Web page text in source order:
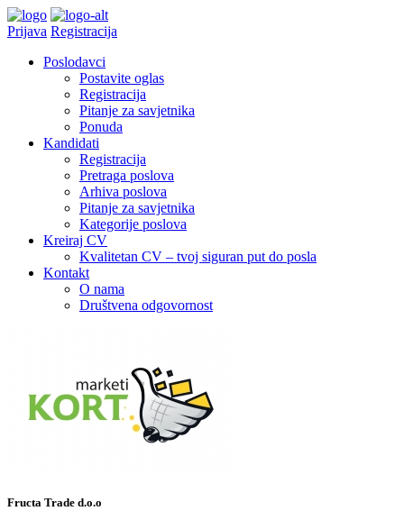
Prijava Registracija
Poslodavci
Postavite oglas
Registracija
Pitanje za savjetnika
Ponuda
Kandidati
Registracija
Pretraga poslova
Arhiva poslova
Pitanje za savjetnika
Kategorije poslova
Kreiraj CV
Kvalitetan CV – tvoj siguran put do posla
Kontakt
O nama
Društvena odgovornost
Fructa Trade d.o.o